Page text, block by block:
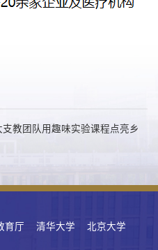
教团队用趣味实验课程点亮乡
育厅 清华大学
北京大学